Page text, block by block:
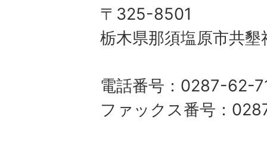
〒325-8501
栃木県那須塩原市共
電話番号：0287-62-
ファックス番号：